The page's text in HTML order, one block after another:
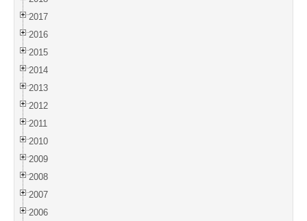
2017
2016
2015
2014
2013
2012
2011
2010
2009
2008
2007
2006